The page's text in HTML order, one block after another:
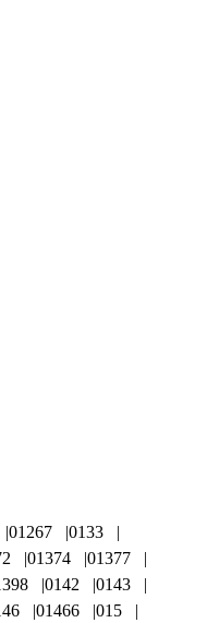
01267
0133
01374
01377
0142
0143
01466
015